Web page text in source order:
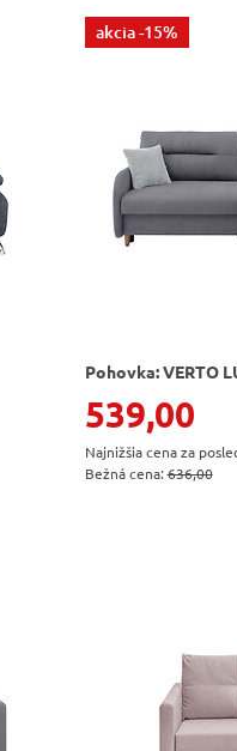
akcia-15%
Pohovka: VERTO
539,00
Najnižšia cena za
Bežná cena:636,00